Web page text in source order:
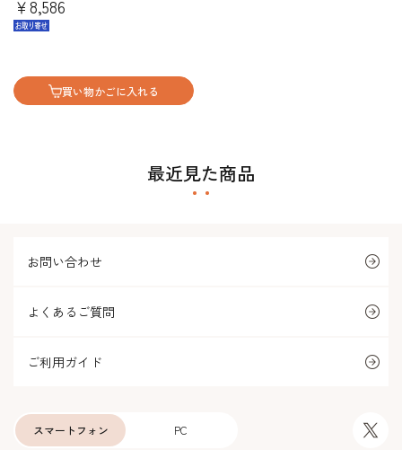
￥8,586
買い物かごに入れる
最近見た商品
お問い合わせ
よくあるご質問
ご利用ガイド
PC
スマートフォン